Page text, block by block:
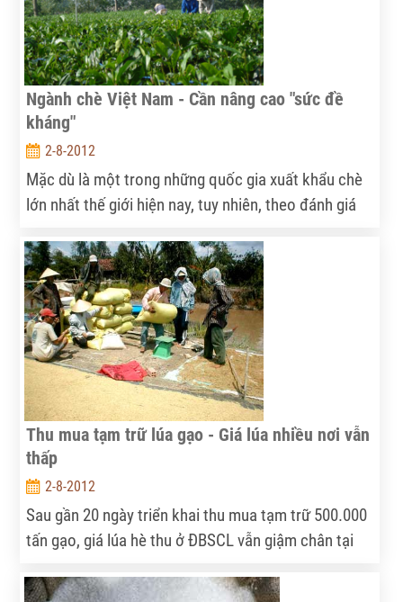
Ngành chè Việt Nam - Cần nâng cao "sức đề
kháng"
2-8-2012
Mặc dù là một trong những quốc gia xuất khẩu chè
lớn nhất thế giới hiện nay, tuy nhiên, theo đánh giá
phải nỗ lực rất nhiều để có thể khẳng định được
thương hiệu cũng như nâng cao tính cạnh tranh trên
thương trường quốc tế.
Thu mua tạm trữ lúa gạo - Giá lúa nhiều nơi vẫn
thấp
2-8-2012
Sau gần 20 ngày triển khai thu mua tạm trữ 500.000
tấn gạo, giá lúa hè thu ở ĐBSCL vẫn giậm chân tại
“chênh” do nhiều kênh thông tin khác nhau. Nhưng